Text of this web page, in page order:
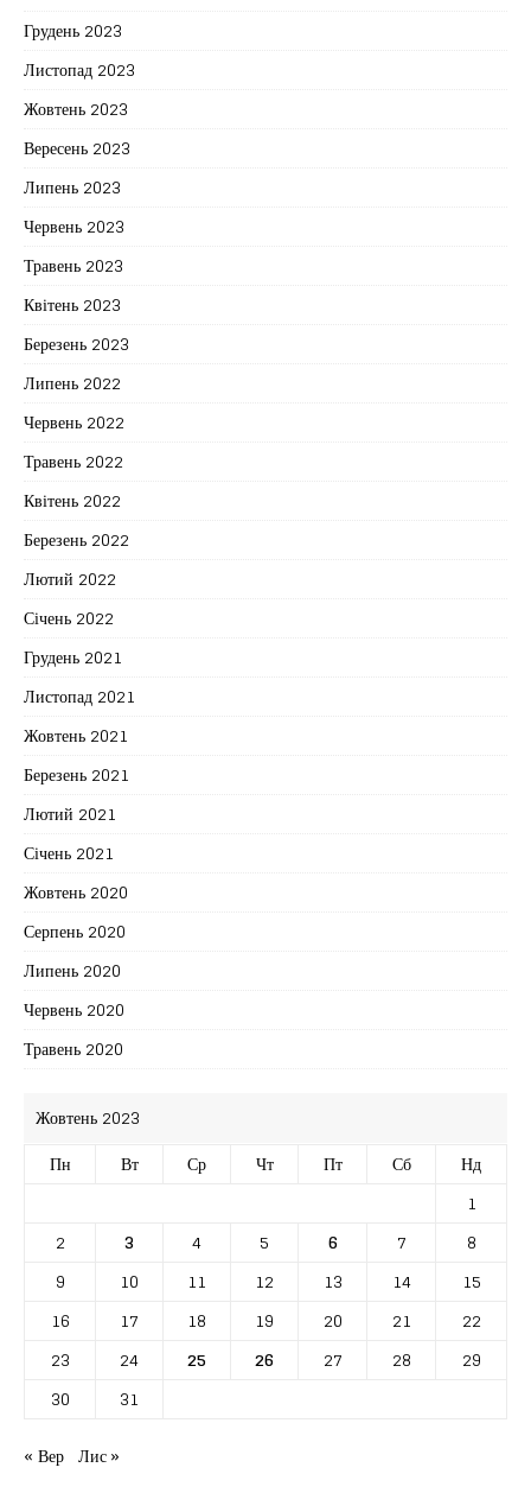
Грудень 2023
Листопад 2023
Жовтень 2023
Вересень 2023
Липень 2023
Червень 2023
Травень 2023
Квітень 2023
Березень 2023
Липень 2022
Червень 2022
Травень 2022
Квітень 2022
Березень 2022
Лютий 2022
Січень 2022
Грудень 2021
Листопад 2021
Жовтень 2021
Березень 2021
Лютий 2021
Січень 2021
Жовтень 2020
Серпень 2020
Липень 2020
Червень 2020
Травень 2020
Жовтень 2023
Пн
Вт Ср Чт Пт Сб
Нд
1
2
3 4 5 6 7
8
9
10 11 12 13 14
15
16
17 18 19 20 21
22
23
24 25 26 27 28
29
30
31
« Вер Лис »